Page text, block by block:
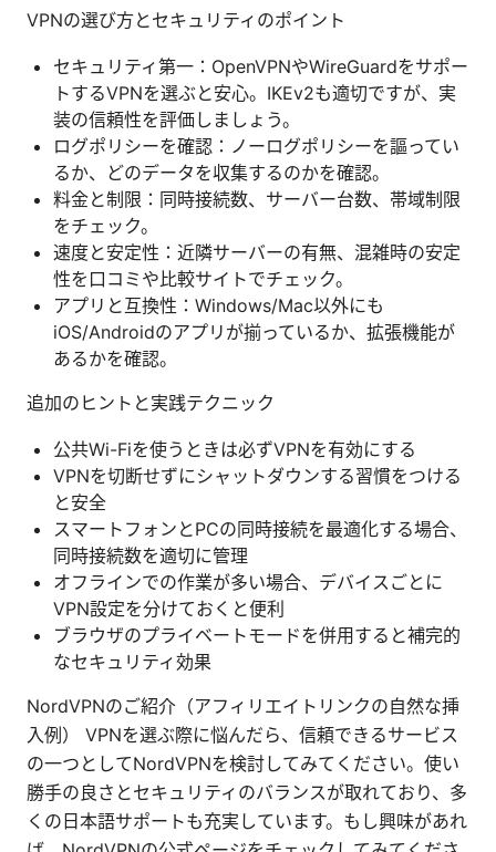
VPNの選び方とセキュリティのポイント
セキュリティ第一：OpenVPNやWireGuardをサポー
トするVPNを選ぶと安心。IKEv2も適切ですが、実
装の信頼性を評価しましょう。
ログポリシーを確認：ノーログポリシーを謳ってい
るか、どのデータを収集するのかを確認。
料金と制限：同時接続数、サーバー台数、帯域制限
をチェック。
速度と安定性：近隣サーバーの有無、混雑時の安定
性を口コミや比較サイトでチェック。
アプリと互換性：Windows/Mac以外にも
iOS/Androidのアプリが揃っているか、拡張機能が
あるかを確認。
追加のヒントと実践テクニック
公共Wi-Fiを使うときは必ずVPNを有効にする
VPNを切断せずにシャットダウンする習慣をつける
と安全
スマートフォンとPCの同時接続を最適化する場合、
同時接続数を適切に管理
オフラインでの作業が多い場合、デバイスごとに
VPN設定を分けておくと便利
ブラウザのプライベートモードを併用すると補完的
なセキュリティ効果
NordVPNのご紹介（アフィリエイトリンクの自然な挿
入例） VPNを選ぶ際に悩んだら、信頼できるサービス
の一つとしてNordVPNを検討してみてください。使い
勝手の良さとセキュリティのバランスが取れており、多
くの日本語サポートも充実しています。もし興味があれ